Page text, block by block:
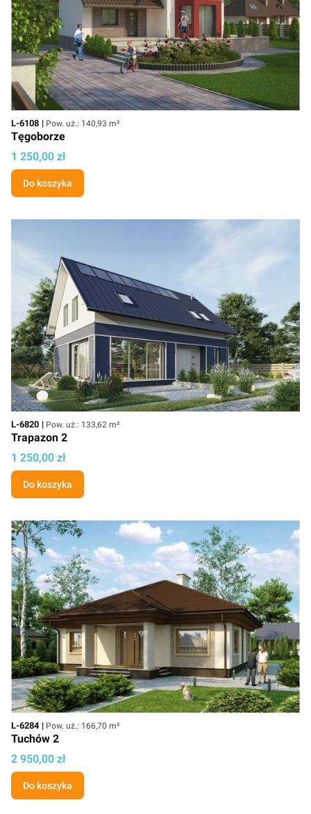
Kod
L-6108 Powierzchnia użytkowa
Pow. uż.: 140,93 m²
Tęgoborze
Cena projektu
1 250,00 zł
Do koszyka
Kod
L-6820 Powierzchnia użytkowa
Pow. uż.: 133,62 m²
Trapazon 2
Cena projektu
1 250,00 zł
Do koszyka
Kod
L-6284 Powierzchnia użytkowa
Pow. uż.: 166,70 m²
Tuchów 2
Cena
2 950,00 zł
Do koszyka